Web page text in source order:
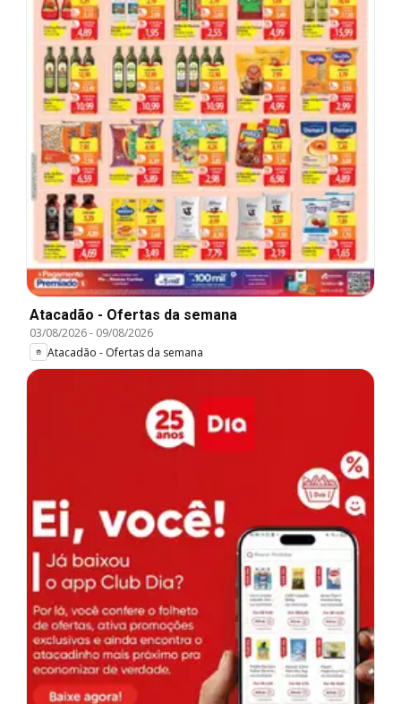
Atacadão - Ofertas da semana
03/08/2026- 09/08/2026
Atacadão - Ofertas da semana